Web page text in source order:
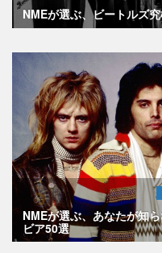
NMEが選ぶ、ビートルズ
NMEが選ぶ、あなたが知
ビア50選